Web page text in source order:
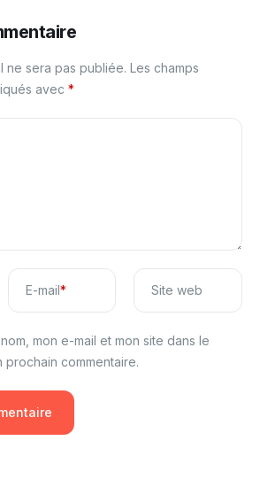
ne sera pas publiée. Les champs
avec *
E-mail* Site web
mon e-mail et mon site dans le
commentaire.